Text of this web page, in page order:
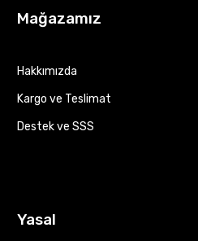
Mağazamız
Hakkımızda
Kargo ve Teslimat
Destek ve SSS
Yasal